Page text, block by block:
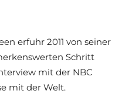
erfuhr 2011 von seiner
Schritt
mit der NBC
mit der Welt.